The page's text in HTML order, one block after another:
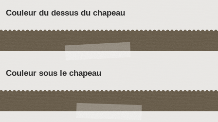
Couleur du dessus du chapeau
Couleur sous le chapeau